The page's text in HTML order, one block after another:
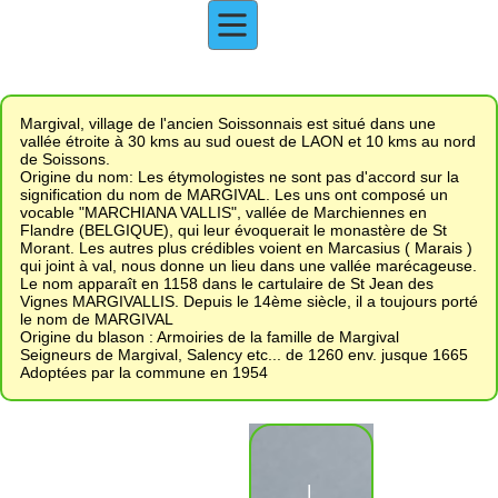
Margival, village de l'ancien Soissonnais est situé dans une
vallée étroite à 30 kms au sud ouest de LAON et 10 kms au nord
de Soissons.
Origine du nom: Les étymologistes ne sont pas d'accord sur la
signification du nom de MARGIVAL. Les uns ont composé un
vocable "MARCHIANA VALLIS", vallée de Marchiennes en
Flandre (BELGIQUE), qui leur évoquerait le monastère de St
Morant. Les autres plus crédibles voient en Marcasius ( Marais )
qui joint à val, nous donne un lieu dans une vallée marécageuse.
Le nom apparaît en 1158 dans le cartulaire de St Jean des
Vignes MARGIVALLIS. Depuis le 14ème siècle, il a toujours porté
le nom de MARGIVAL
Origine du blason : Armoiries de la famille de Margival
Seigneurs de Margival, Salency etc... de 1260 env. jusque 1665
Adoptées par la commune en 1954